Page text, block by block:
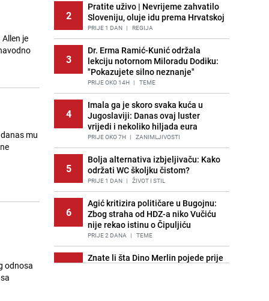
je
mu
odnosa
2
Pratite uživo | Nevrijeme zahvatilo
Sloveniju, oluje idu prema Hrvatskoj
PRIJE 1 DAN | REGIJA
3
Dr. Erma Ramić-Kunić održala
lekciju notornom Miloradu Dodiku:
"Pokazujete silno neznanje"
PRIJE OKO 14H | TEME
4
Imala ga je skoro svaka kuća u
Jugoslaviji: Danas ovaj luster
vrijedi i nekoliko hiljada eura
PRIJE OKO 7H | ZANIMLJIVOSTI
5
Bolja alternativa izbjeljivaču: Kako
održati WC školjku čistom?
PRIJE 1 DAN | ŽIVOT I STIL
6
Agić kritizira političare u Bugojnu:
Zbog straha od HDZ-a niko Vučiću
nije rekao istinu o Čipuljiću
PRIJE 2 DANA | TEME
7
Znate li šta Dino Merlin pojede prije